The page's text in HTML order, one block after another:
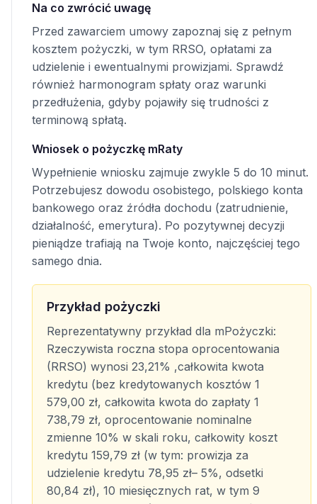
Na co zwrócić uwagę
Przed zawarciem umowy zapoznaj się z pełnym
kosztem pożyczki, w tym RRSO, opłatami za
udzielenie i ewentualnymi prowizjami. Sprawdź
również harmonogram spłaty oraz warunki
przedłużenia, gdyby pojawiły się trudności z
terminową spłatą.
Wniosek o pożyczkę mRaty
Wypełnienie wniosku zajmuje zwykle 5 do 10 minut.
Potrzebujesz dowodu osobistego, polskiego konta
bankowego oraz źródła dochodu (zatrudnienie,
działalność, emerytura). Po pozytywnej decyzji
pieniądze trafiają na Twoje konto, najczęściej tego
samego dnia.
Przykład pożyczki
Reprezentatywny przykład dla mPożyczki:
Rzeczywista roczna stopa oprocentowania
(RRSO) wynosi 23,21% ,całkowita kwota
kredytu (bez kredytowanych kosztów 1
579,00 zł, całkowita kwota do zapłaty 1
738,79 zł, oprocentowanie nominalne
zmienne 10% w skali roku, całkowity koszt
kredytu 159,79 zł (w tym: prowizja za
udzielenie kredytu 78,95 zł– 5%, odsetki
80,84 zł), 10 miesięcznych rat, w tym 9